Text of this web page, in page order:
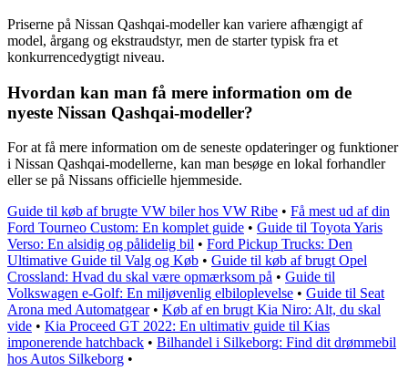
Priserne på Nissan Qashqai-modeller kan variere afhængigt af
model, årgang og ekstraudstyr, men de starter typisk fra et
konkurrencedygtigt niveau.
Hvordan kan man få mere information om de
nyeste Nissan Qashqai-modeller?
For at få mere information om de seneste opdateringer og funktioner
i Nissan Qashqai-modellerne, kan man besøge en lokal forhandler
eller se på Nissans officielle hjemmeside.
Guide til køb af brugte VW biler hos VW Ribe • Få mest ud af din
Ford Tourneo Custom: En komplet guide • Guide til Toyota Yaris
Verso: En alsidig og pålidelig bil • Ford Pickup Trucks: Den
Ultimative Guide til Valg og Køb • Guide til køb af brugt Opel
Crossland: Hvad du skal være opmærksom på • Guide til
Volkswagen e-Golf: En miljøvenlig elbiloplevelse • Guide til Seat
Arona med Automatgear• Køb af en brugt Kia Niro: Alt, du skal
vide • Kia Proceed GT 2022: En ultimativ guide til Kias
imponerende hatchback • Bilhandel i Silkeborg: Find dit drømmebil
hos Autos Silkeborg •